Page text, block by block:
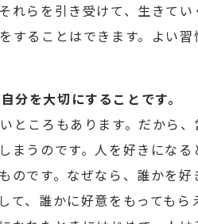
れらを引き受けて、生きて
することはできます。よい
を大切にすることです。
ところもあります。だから
まうのです。人を好きにな
のです。なぜなら、誰かを
て、誰かに好意をもっても